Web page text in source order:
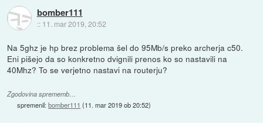
bomber111
:: 11. mar 2019, 20:52
Na 5ghz je hp brez problema šel do 95Mb/s preko archerja c50.
Eni pišejo da so konkretno dvignili prenos ko so nastavili na
40Mhz? To se verjetno nastavi na routerju?
Zgodovina sprememb…
spremenil:bomber111 (11. mar 2019 ob 20:52)